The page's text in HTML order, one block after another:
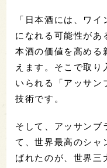
「日本酒には、ワ
になれる可能性があ
本酒の価値を高める
えます。そこで取り
いられる「アッサン
技術です。
そして、アッサンブ
て、世界最高のシャ
ばれたのが、世界三